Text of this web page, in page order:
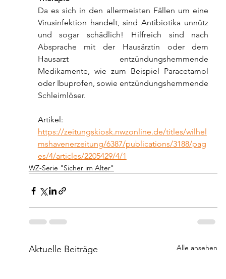
Da es sich in den allermeisten Fällen um eine
Virusinfektion handelt, sind Antibiotika unnütz
und sogar schädlich! Hilfreich sind nach
Absprache mit der Hausärztin oder dem
Hausarzt entzündungshemmende
Medikamente, wie zum Beispiel Paracetamol
oder Ibuprofen, sowie entzündungshemmende
Schleimlöser.
https://zeitungskiosk.nwzonline.de/titles/wilhel
mshavenerzeitung/6387/publications/3188/pag
es/4/articles/2205429/4/1
WZ-Serie "Sicher im Alter"
Aktuelle Beiträge Alle ansehen